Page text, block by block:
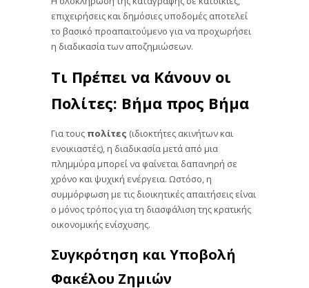
επιχειρήσεις και δημόσιες υποδομές αποτελεί
το βασικό προαπαιτούμενο για να προχωρήσει
η διαδικασία των αποζημιώσεων.
Τι Πρέπει να Κάνουν οι
Πολίτες: Βήμα προς Βήμα
Για τους πολίτες (ιδιοκτήτες ακινήτων και
ενοικιαστές), η διαδικασία μετά από μια
πλημμύρα μπορεί να φαίνεται δαπανηρή σε
χρόνο και ψυχική ενέργεια. Ωστόσο, η
συμμόρφωση με τις διοικητικές απαιτήσεις είναι
ο μόνος τρόπος για τη διασφάλιση της κρατικής
οικονομικής ενίσχυσης.
Συγκρότηση και Υποβολή
Φακέλου Ζημιών